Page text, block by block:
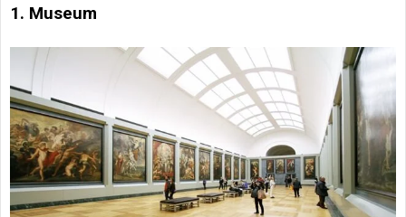
1. Museum